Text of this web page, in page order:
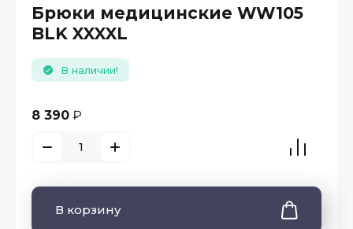
Брюки медицинские WW105
BLK XXXXL
В наличии!
8 390 ₽
В корзину